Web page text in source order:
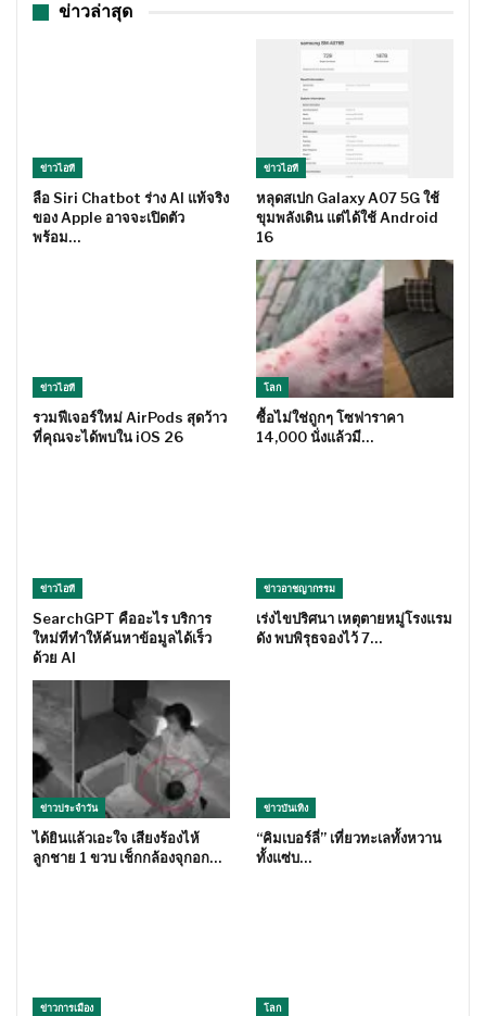
ข่าวล่าสุด
ข่าวไอที
ลือ Siri Chatbot ร่าง AI แท้จริง
ของ Apple อาจจะเปิดตัว
พร้อม…
ข่าวไอที
หลุดสเปก Galaxy A07 5G ใช้
ขุมพลังเดิน แต่ได้ใช้ Android
16
ข่าวไอที
รวมฟีเจอร์ใหม่ AirPods สุดว้าว
ที่คุณจะได้พบใน iOS 26
โลก
ซื้อไม่ใช่ถูกๆ โซฟาราคา
14,000 นั่งแล้วมี…
ข่าวไอที
SearchGPT คืออะไร บริการ
ใหม่ทีทำให้ค้นหาข้อมูลได้เร็ว
ด้วย AI
ข่าวอาชญากรรม
เร่งไขปริศนา เหตุตายหมู่โรงแรม
ดัง พบพิรุธจองไว้ 7…
ข่าวประจำวัน
ได้ยินแล้วเอะใจ เสียงร้องไห้
ลูกชาย 1 ขวบ เช็กกล้องจุกอก…
ข่าวบันเทิง
“คิมเบอร์ลี่” เที่ยวทะเลทั้งหวาน
ทั้งแซ่บ…
ข่าวการเมือง โลก